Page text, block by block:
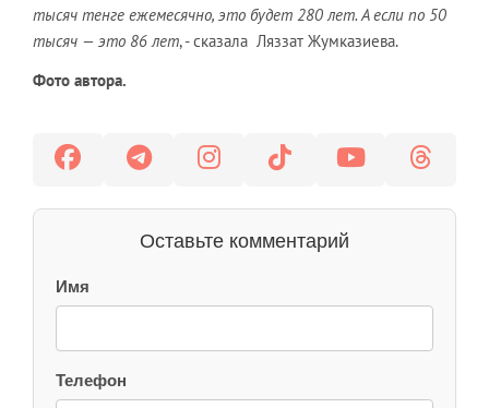
тысяч тенге ежемесячно, это будет 280 лет. А если по 50
тысяч — это 86 лет, - сказала Ляззат Жумказиева.
Фото автора.
Оставьте комментарий
Имя
Телефон